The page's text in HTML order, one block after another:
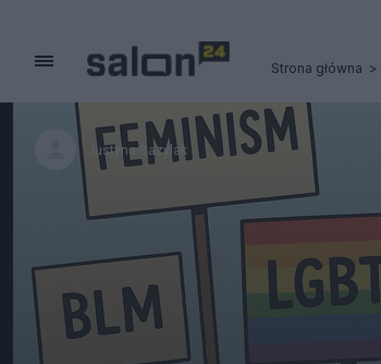
Strona główna
Justyna Bazylak